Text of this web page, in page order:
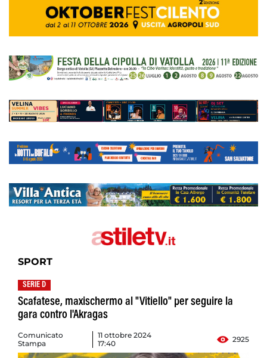
SPORT
SERIE D
Scafatese, maxischermo al "Vitiello" per seguire la
gara contro l'Akragas
Comunicato
Stampa
11 ottobre 2024
17:40
2925